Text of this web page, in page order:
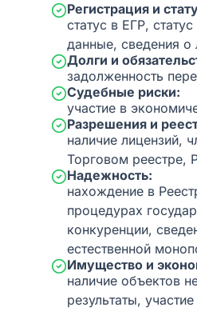
Регистрация и
статус в ЕГР,
данные, сведения о
Долги и
задолженность
Судебные риски:
участие в
Разрешения и
наличие лицензий,
Торговом реестре,
Надежность:
нахождение в
процедурах
конкуренции,
естественной
Имущество и
наличие объектов
результаты,